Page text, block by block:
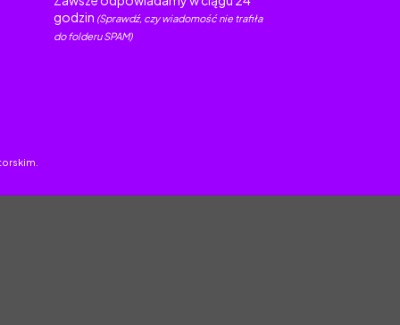
godzin (Sprawdź, czy wiadomość nie trafiła
do folderu SPAM)